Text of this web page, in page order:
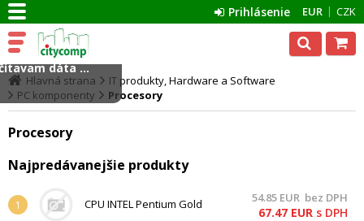
EUR CZK
Prihlásenie
Hlavná strana
IT produkty, Hardware a Software
PC komponenty
Procesory
Procesory
Najpredávanejšie produkty
1
CPU INTEL Pentium Gold
54.85 EUR bez DPH
67.47 EUR s DPH
dáta ...